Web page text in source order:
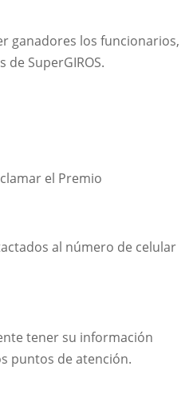
ganadores los funcionarios,
SuperGIROS.
el Premio
al número de celular
tener su información
puntos de atención.